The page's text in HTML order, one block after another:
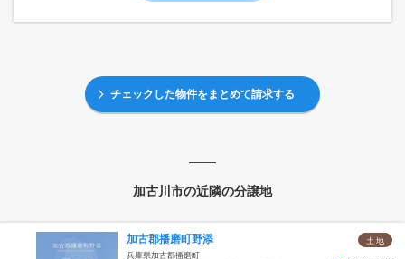
チェックした物件をまとめて請求する
加古川市の近隣の分譲地
土 地
加古郡播磨町野添
兵庫県加古郡播磨町